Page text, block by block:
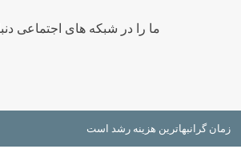
زمان گرانبهاترین هزینه رشد است
ما را در شبکه های اجتماعی